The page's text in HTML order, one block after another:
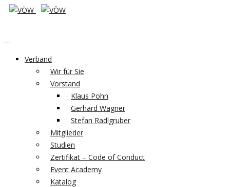
Verband
Wir für Sie
Vorstand
Klaus Pohn
Gerhard Wagner
Stefan Radlgruber
Mitglieder
Studien
Zertifikat – Code of Conduct
Event Academy
Katalog